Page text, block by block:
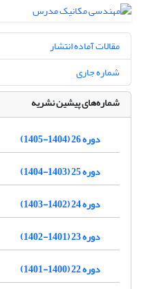
مقالات آماده انتشار
شماره جاری
شماره‌های پیشین نشریه
دوره 26 (1404-1405)
دوره 25 (1403-1404)
دوره 24 (1402-1403)
دوره 23 (1401-1402)
دوره 22 (1400-1401)